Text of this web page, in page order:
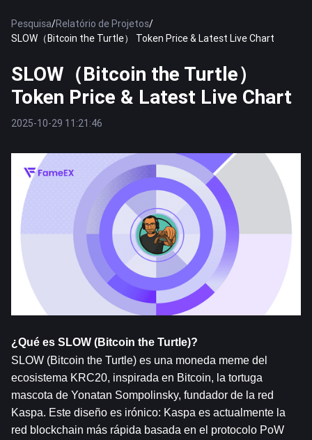
Pesquisa/Relatório de Projetos/
SLOW（Bitcoin the Turtle） Token Price & Latest Live Chart
SLOW（Bitcoin the Turtle）
Token Price & Latest Live Chart
2025-10-29 11:21:46
¿Qué es SLOW (Bitcoin the Turtle)?
SLOW (Bitcoin the Turtle) es una moneda meme del
ecosistema KRC20, inspirada en Bitcoin, la tortuga
mascota de Yonatan Sompolinsky, fundador de la red
Kaspa. Este diseño es irónico: Kaspa es actualmente la
red blockchain más rápida basada en el protocolo PoW